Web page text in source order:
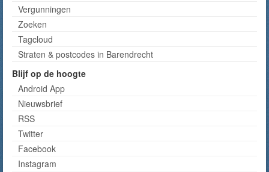
Vergunningen
Zoeken
Tagcloud
Straten & postcodes in Barendrecht
Blijf op de hoogte
Android App
Nieuwsbrief
RSS
Twitter
Facebook
Instagram